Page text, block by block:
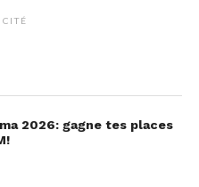
vraiment l’air de lui
2026: gagne tes places